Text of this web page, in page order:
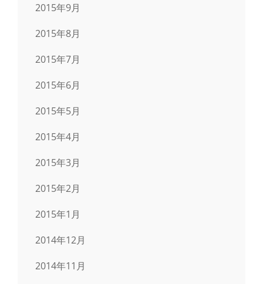
2015年9月
2015年8月
2015年7月
2015年6月
2015年5月
2015年4月
2015年3月
2015年2月
2015年1月
2014年12月
2014年11月